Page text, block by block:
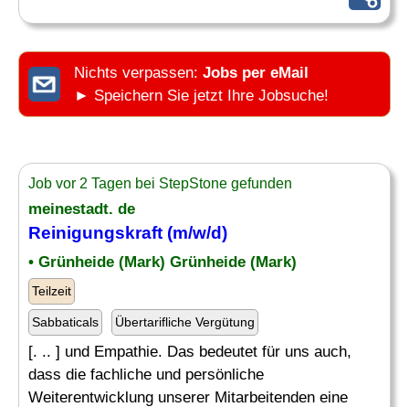
Nichts verpassen: Jobs per eMail
► Speichern Sie jetzt Ihre Jobsuche!
Job vor 2 Tagen bei StepStone gefunden
meinestadt. de
Reinigungskraft (m/w/d)
• Grünheide (Mark) Grünheide (Mark)
Teilzeit
Sabbaticals Übertarifliche Vergütung
[. .. ] und Empathie. Das bedeutet für uns auch,
dass die fachliche und persönliche
Weiterentwicklung unserer Mitarbeitenden eine